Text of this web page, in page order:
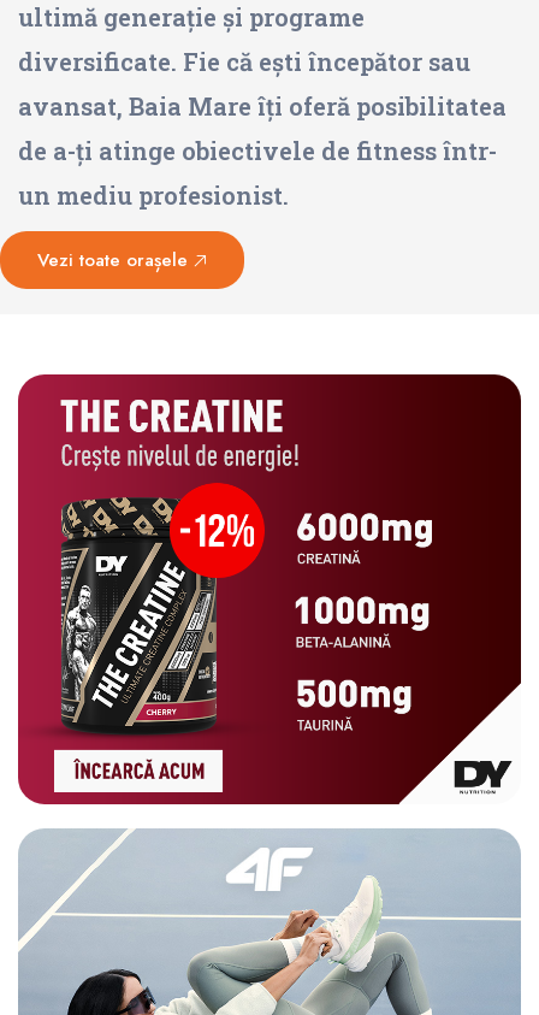
ultimă generație și programe
diversificate. Fie că ești începător sau
avansat, Baia Mare îți oferă posibilitatea
de a-ți atinge obiectivele de fitness într-
un mediu profesionist.
Vezi toate orașele